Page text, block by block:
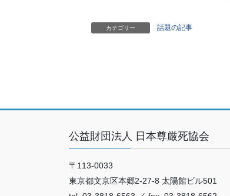
カテゴリー 話題の記事
公益財団法人 日本尊厳死協会
〒113-0033
東京都文京区本郷2-27-8 太陽館ビル501